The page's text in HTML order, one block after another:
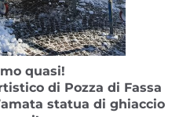
quasi!
di Pozza di Fassa
statua di ghiaccio